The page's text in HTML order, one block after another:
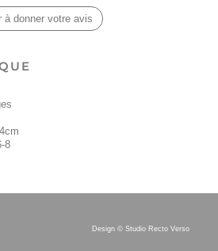
à donner votre avis
8
Design © Studio Recto Verso